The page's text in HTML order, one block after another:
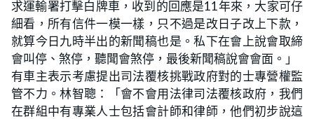
求運輸署打擊白牌車，收到的回應是11年來，大家可仔
細看，所有信件一模一樣，只不過是改日子改上下款，
就算今日九時半出的新聞稿也是。私下在會上說會取締
會叫停、煞停，聽聞會煞停，最後新聞稿說會會面。」
有車主表示考慮提出司法覆核挑戰政府對的士專營權監
管不力。林智聰：「會不會用法律司法覆核政府，我們
在群組中有專業人士包括會計師和律師，他們初步說這